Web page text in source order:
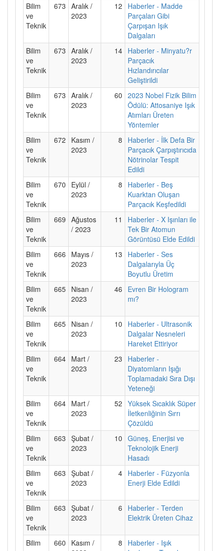
Bilim
ve
Teknik
673 Aralık /
2023
12
Haberler - Madde
Parçaları Gibi
Çarpışan Işık
Dalgaları
Bilim
ve
Teknik
673 Aralık /
2023
14 Haberler - Minyatu?r
Parçacık
Hızlandırıcılar
Geliştirildi
Bilim
ve
Teknik
673 Aralık /
2023
60 2023 Nobel Fizik Bilim
Ödülü: Attosaniye Işık
Atımları Üreten
Yöntemler
Bilim
ve
Teknik
672
Kasım /
2023
8
Haberler - İlk Defa Bir
Parçacık Çarpıştırıcıda
Nötrinolar Tespit
Edildi
Bilim
ve
Teknik
670
Eylül /
2023
8
Haberler - Beş
Kuarktan Oluşan
Parçacık Keşfedildi
Bilim
ve
Teknik
669 Ağustos
/ 2023
11
Haberler - X Işınları ile
Tek Bir Atomun
Görüntüsü Elde Edildi
Bilim
ve
Teknik
666
Mayıs /
2023
13
Haberler - Ses
Dalgalarıyla Üç
Boyutlu Üretim
Bilim
ve
Teknik
665 Nisan /
2023
46
Evren Bir Hologram
mı?
Bilim
ve
Teknik
665 Nisan /
2023
10
Haberler - Ultrasonik
Dalgalar Nesneleri
Hareket Ettiriyor
Bilim
ve
Teknik
664 Mart /
2023
23
Haberler -
Diyatomların Işığı
Toplamadaki Sıra Dışı
Yeteneği
Bilim
ve
Teknik
664 Mart /
2023
52 Yüksek Sıcaklık Süper
İletkenliğinin Sırrı
Çözüldü
Bilim
ve
Teknik
663 Şubat /
2023
10 Güneş, Enerjisi ve
Teknolojik Enerji
Hasadı
Bilim
ve
Teknik
663 Şubat /
2023
4 Haberler - Füzyonla
Enerji Elde Edildi
Bilim
ve
Teknik
663 Şubat /
2023
6
Haberler - Terden
Elektrik Üreten Cihaz
Bilim
660
Kasım /
8
Haberler - Işık